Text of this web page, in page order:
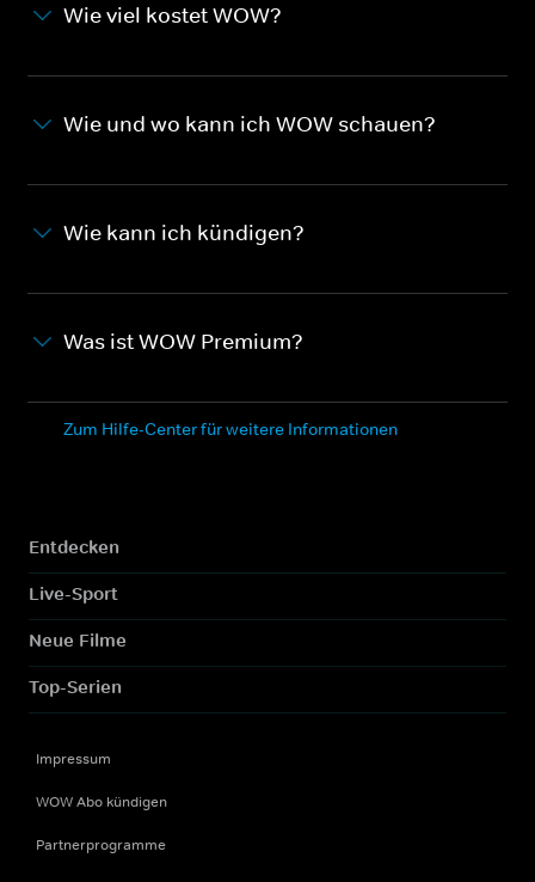
Wie viel kostet WOW?
Wie und wo kann ich WOW schauen?
Wie kann ich kündigen?
Was ist WOW Premium?
Zum Hilfe-Center für weitere Informationen
Entdecken
Live-Sport
Neue Filme
Top-Serien
Impressum
WOW Abo kündigen
Partnerprogramme